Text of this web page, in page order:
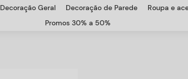
Decoração Geral Decoração de Parede Roupa e
Promos 30% a 50%